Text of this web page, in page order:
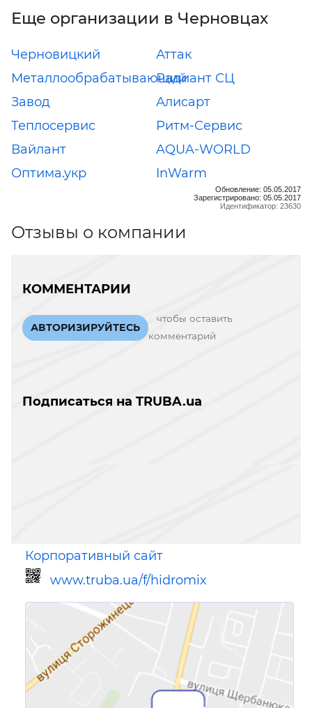
Еще организации в Черновцах
Черновицкий
Металлообрабатывающий
Завод
Аттак
Радиант СЦ
Алисарт
Теплосервис
Ритм-Сервис
Вайлант
AQUA-WORLD
Оптима.укр
InWarm
Обновление: 05.05.2017
Зарегистрировано: 05.05.2017
Идентификатор: 23630
Отзывы о компании
КОММЕНТАРИИ
АВТОРИЗИРУЙТЕСЬ
чтобы оставить
комментарий
Подписаться на TRUBA.ua
Корпоративный сайт
www.truba.ua/f/hidromix
Ссылка для мобильных устройств